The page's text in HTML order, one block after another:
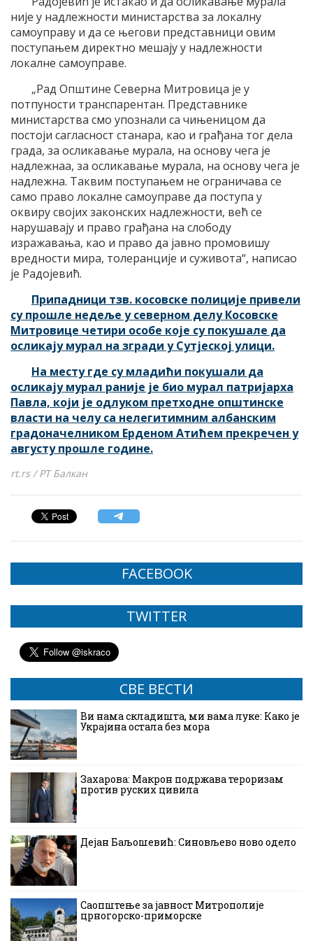
није у надлежности министарства за локалну
самоуправу и да се његови представници овим
поступањем директно мешају у надлежности
локалне самоуправе.
„Рад Општине Северна Митровица је у
потпуности транспарентан. Представнике
министарства смо упознали са чињеницом да
постоји сагласност станара, као и грађана тог дела
града, за осликавање мурала, на основу чега је
надлежнаа, за осликавање мурала, на основу чега је
надлежна. Таквим поступањем не ограничава се
само право локалне самоуправе да поступа у
оквиру својих законских надлежности, већ се
нарушавају и право грађана на слободу
изражавања, као и право да јавно промовишу
вредности мира, толеранције и суживота“, написао
је Радојевић.
Припадници тзв. косовске полиције привели
су прошле недеље у северном делу Косовске
Митровице четири особе које су покушале да
осликају мурал на згради у Сутјеској улици.
На месту где су младићи покушали да
осликају мурал раније је био мурал патријарха
Павла, који је одлуком претходне општинске
власти на челу са нелегитимним албанским
градоначелником Ерденом Атићем прекречен у
августу прошле године.
rt.rs / РТ Балкан
FACEBOOK
TWITTER
СВЕ ВЕСТИ
Ви нама складишта, ми вама луке: Како је
Украјина остала без мора
Захарова: Макрон подржава тероризам
против руских цивила
Дејан Баљошевић: Синовљево ново одело
Саопштење за јавност Митрополије
црногорско-приморске